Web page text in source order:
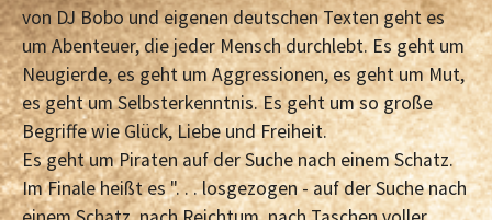
von DJ Bobo und eigenen deutschen Texten geht es
um Abenteuer, die jeder Mensch durchlebt. Es geht um
Neugierde, es geht um Aggressionen, es geht um Mut,
es geht um Selbsterkenntnis. Es geht um so große
Begriffe wie Glück, Liebe und Freiheit.
Es geht um Piraten auf der Suche nach einem Schatz.
Im Finale heißt es ". . . losgezogen - auf der Suche nach